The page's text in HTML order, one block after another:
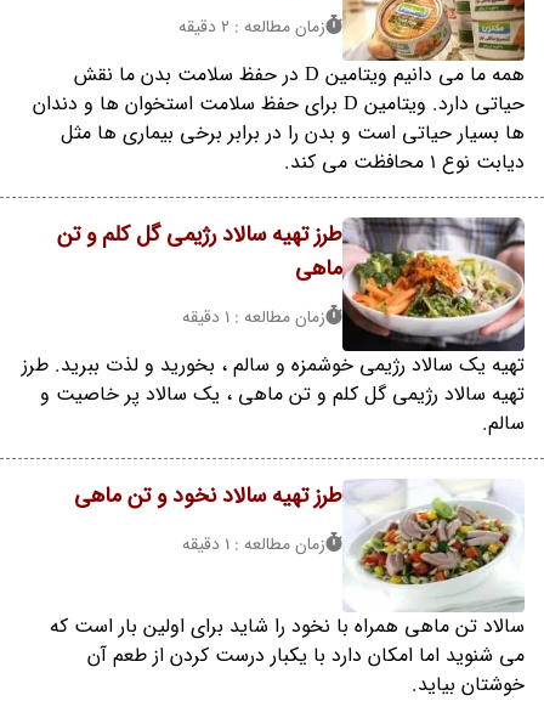
زمان مطالعه : 2 دقیقه
همه ما می دانیم ویتامین D در حفظ سلامت بدن ما نقش
حیاتی دارد. ویتامین D برای حفظ سلامت استخوان ها و دندان
ها بسیار حیاتی است و بدن را در برابر برخی بیماری ها مثل
دیابت نوع 1 محافظت می کند.
طرز تهیه سالاد رژیمی گل کلم و تن
ماهی
زمان مطالعه : 1 دقیقه
تهیه یک سالاد رژیمی خوشمزه و سالم ، بخورید و لذت ببرید. طرز
تهیه سالاد رژیمی گل کلم و تن ماهی ، یک سالاد پر خاصیت و
سالم.
طرز تهیه سالاد نخود و تن ماهی
زمان مطالعه : 1 دقیقه
سالاد تن ماهی همراه با نخود را شاید برای اولین بار است که
می شنوید اما امکان دارد با یکبار درست کردن از طعم آن
خوشتان بیاید.